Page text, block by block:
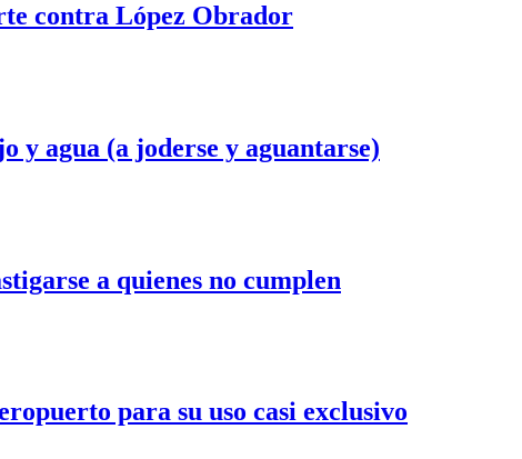
contra López Obrador
y agua (a joderse y aguantarse)
a quienes no cumplen
para su uso casi exclusivo